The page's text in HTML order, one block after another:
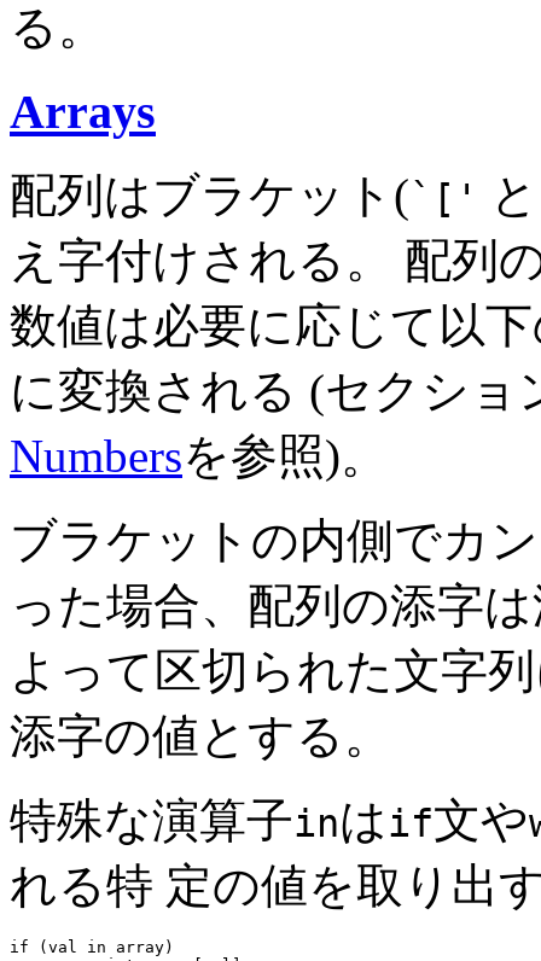
る。
Arrays
配列はブラケット(`['
え字付けされる。 配列
数値は必要に応じて以
に変換される (セクショ
Numbersを参照)。
ブラケットの内側でカ
った場合、配列の添字
よって区切られた文字
添字の値とする。
特殊な演算子inはif文や
れる特 定の値を取り出
if (val in array)